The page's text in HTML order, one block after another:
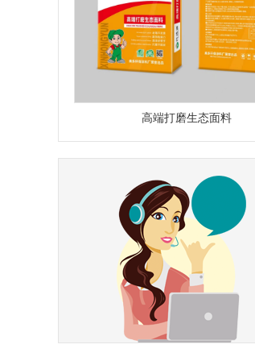
高端打磨生态面料